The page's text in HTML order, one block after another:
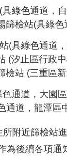
綠色通道，
站(具綠色通
(具綠色通道
止區行政中
(三重區新
通道，大園
，龍潭區
附近篩檢站
為後續各項通